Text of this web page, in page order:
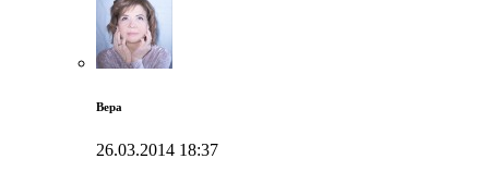
Вера
26.03.2014 18:37